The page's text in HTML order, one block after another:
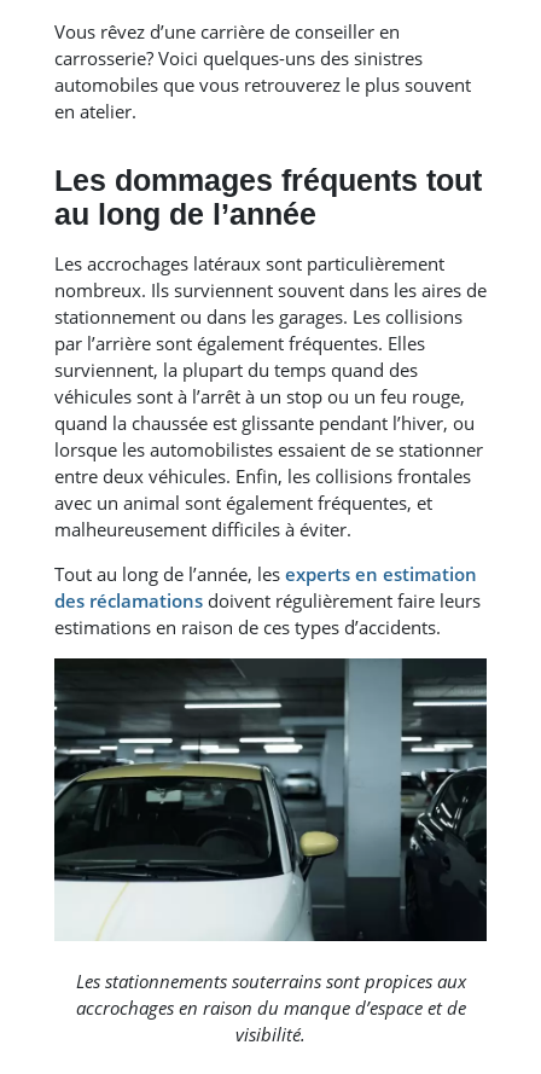
Vous rêvez d’une carrière de conseiller en
carrosserie? Voici quelques-uns des sinistres
automobiles que vous retrouverez le plus souvent
en atelier.
Les dommages fréquents tout
au long de l’année
Les accrochages latéraux sont particulièrement
nombreux. Ils surviennent souvent dans les aires de
stationnement ou dans les garages. Les collisions
par l’arrière sont également fréquentes. Elles
surviennent, la plupart du temps quand des
véhicules sont à l’arrêt à un stop ou un feu rouge,
quand la chaussée est glissante pendant l’hiver, ou
lorsque les automobilistes essaient de se stationner
entre deux véhicules. Enfin, les collisions frontales
avec un animal sont également fréquentes, et
malheureusement difficiles à éviter.
Tout au long de l’année, les experts en estimation
des réclamations doivent régulièrement faire leurs
estimations en raison de ces types d’accidents.
Les stationnements souterrains sont propices aux
accrochages en raison du manque d’espace et de
visibilité.